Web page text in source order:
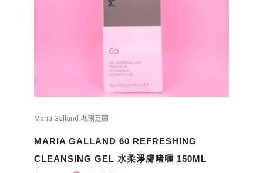
Maria Galland 瑪琍嘉蘭
MARIA GALLAND 60 REFRESHING
CLEANSING GEL 水柔淨膚啫喱 150ML